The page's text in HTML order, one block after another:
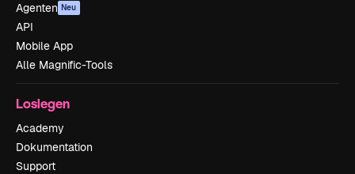
Agenten Neu
API
Mobile App
Alle Magnific-Tools
Loslegen
Academy
Dokumentation
Support